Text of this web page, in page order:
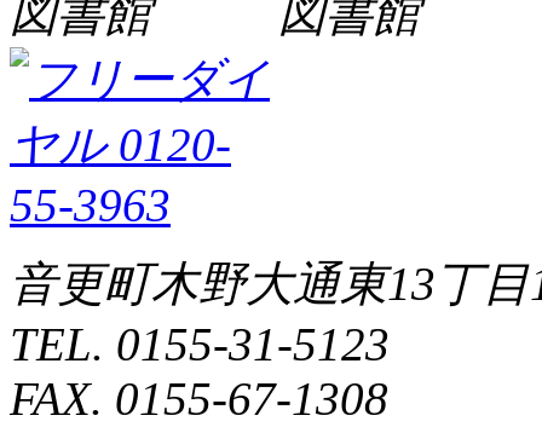
音更町木野大通東13丁目
TEL. 0155-31-5123
FAX. 0155-67-1308